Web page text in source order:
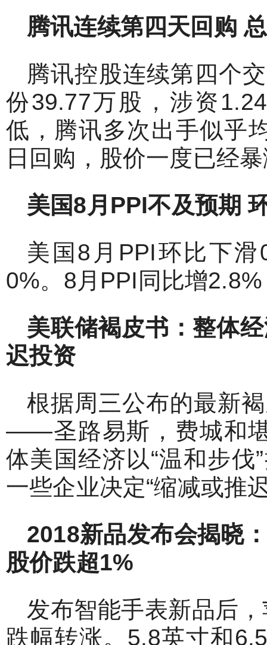
腾讯连续第四天回购
腾讯控股连续第四个
份39.77万股，涉资
低，腾讯多次出手似乎
日回购，股价一度已经
美国8月PPI不及预期
美国8月PPI环比下
0%。8月PPI同比增
美联储褐皮书：整体
迟投资
根据周三公布的最新
——圣路易斯，费城和
体美国经济以“温和步
一些企业决定“缩减或推
2018新品发布会揭晓
股价跌超1%
发布智能手表新品后
跌幅转涨。5.8英寸和